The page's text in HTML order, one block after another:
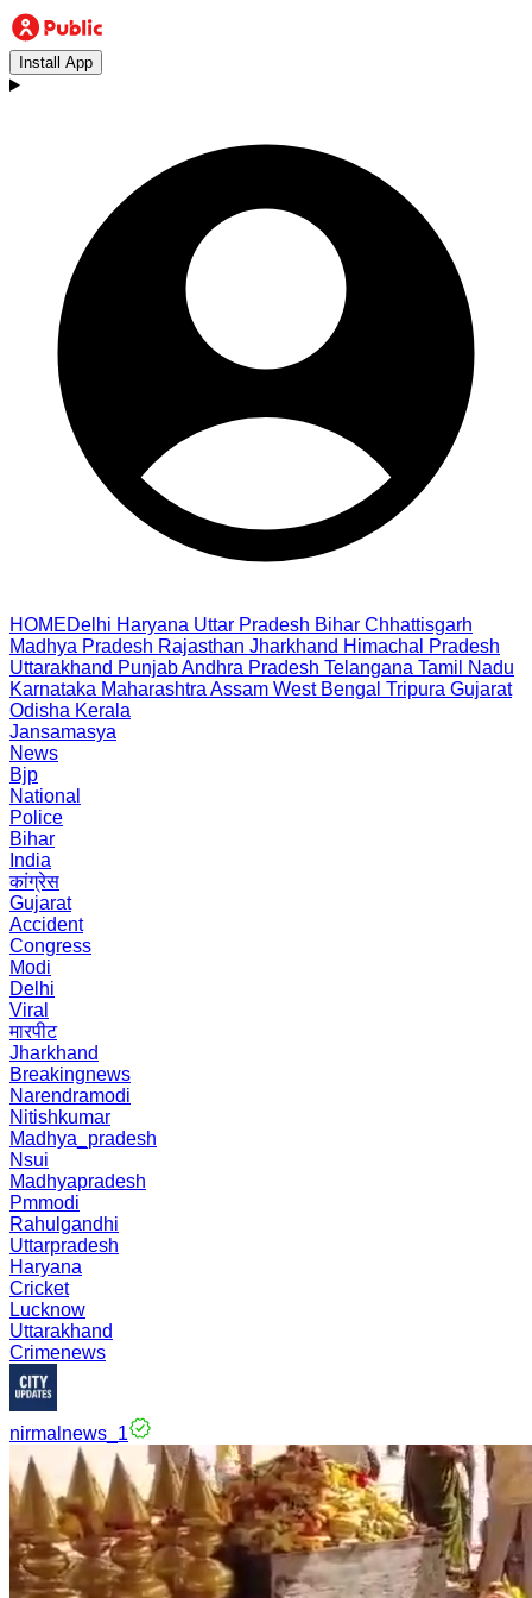
Install App
HOMEDelhi Haryana Uttar Pradesh Bihar Chhattisgarh
Madhya Pradesh Rajasthan Jharkhand Himachal Pradesh
Uttarakhand PunjabAndhra Pradesh Telangana Tamil Nadu
Karnataka Maharashtra Assam West Bengal Tripura Gujarat
Odisha Kerala
Jansamasya
News
Bjp
National
Police
Bihar
India
कांग्रेस
Gujarat
Accident
Congress
Modi
Delhi
Viral
मारपीट
Jharkhand
Breakingnews
Narendramodi
Nitishkumar
Madhya_pradesh
Nsui
Madhyapradesh
Pmmodi
Rahulgandhi
Uttarpradesh
Haryana
Cricket
Lucknow
Uttarakhand
Crimenews
nirmalnews_1